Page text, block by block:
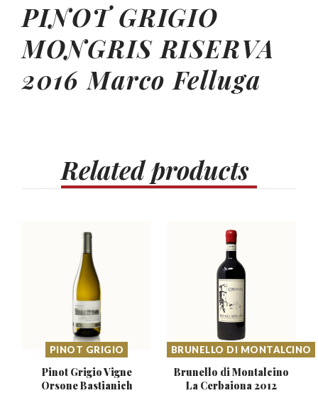
PINOT GRIGIO
MONGRIS RISERVA
2016 Marco Felluga
Relatedproducts
PINOT GRIGIO
Pinot Grigio Vigne
Orsone Bastianich
BRUNELLO DI MONTALCINO
Brunello di Montalcino
La Cerbaiona 2012